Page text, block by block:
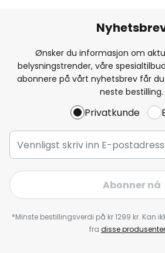
Ønsker du informasjon om
belysningstrender, våre
abonnere på vårt nyhetsbrev får du
neste bestilling.
Privatkunde
Abonner nå
*Minste bestillingsverdi på kr 1299 kr. Kan
fra disse